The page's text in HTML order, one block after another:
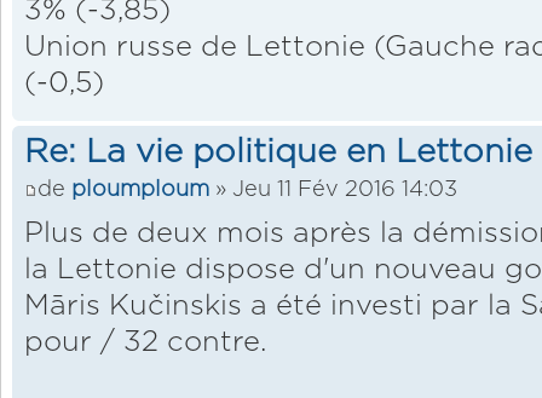
3% (-3,85)
Union russe de Lettonie (Gauche
(-0,5)
Re: La vie politique en Lettonie
de ploumploum » Jeu 11 Fév 2016 14:03
Plus de deux mois après la
la Lettonie dispose d'un nouveau
Māris Kučinskis a été investi par la
pour / 32 contre.